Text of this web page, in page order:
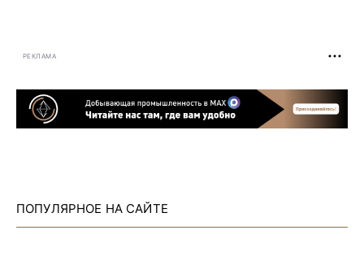
РЕКЛАМА
ПОПУЛЯРНОЕ НА САЙТЕ